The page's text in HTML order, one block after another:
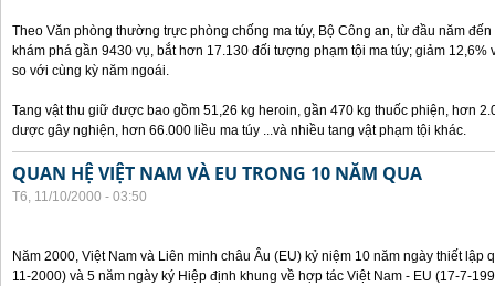
Theo Văn phòng thường trực phòng chống ma túy, Bộ Công an, từ đầu năm
khám phá gần 9430 vụ, bắt hơn 17.130 đối tượng phạm tội ma túy; giảm 12,6%
so với cùng kỳ năm ngoái.
Tang vật thu giữ được bao gồm 51,26 kg heroin, gần 470 kg thuốc phiện, hơn
dược gây nghiện, hơn 66.000 liều ma túy ...và nhiều tang vật phạm tội khác.
QUAN HỆ VIỆT NAM VÀ EU TRONG 10 NĂM QUA
T6, 11/10/2000 - 03:50
Năm 2000, Việt Nam và Liên minh châu Âu (EU) kỷ niệm 10 năm ngày thiết lập
11-2000) và 5 năm ngày ký Hiệp định khung về hợp tác Việt Nam - EU (17-7-